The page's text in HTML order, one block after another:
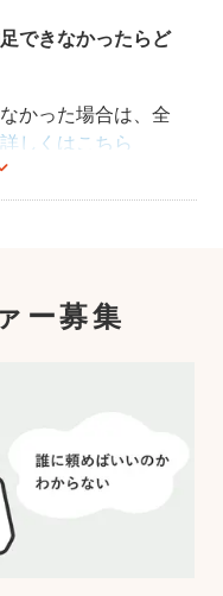
できなかったらど
かった場合は、全
詳しくはこちら
ー募集